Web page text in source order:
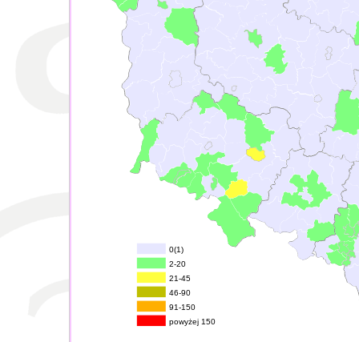
0(1)
2-20
21-45
46-90
91-150
powyżej 150